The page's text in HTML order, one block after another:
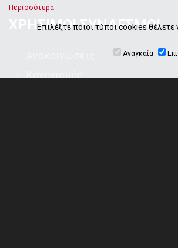
ΧΡΗΣΙΜΟΙ ΣΥΝΔΕΣΜΟΙ
Κανονισμός
Περισσότερα
Επιλέξτε ποιοι τύποι cookies
Αναγκαία